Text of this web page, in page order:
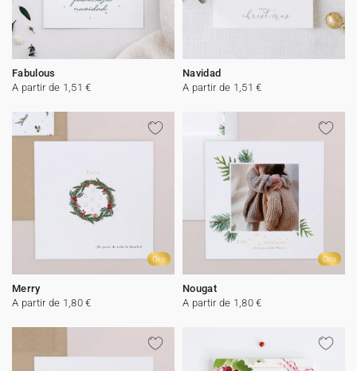
Fabulous
A partir de 1,51 €
Navidad
A partir de 1,51 €
Oro
Merry
A partir de 1,80 €
Oro
Nougat
A partir de 1,80 €